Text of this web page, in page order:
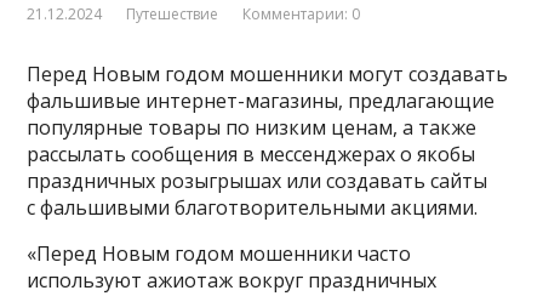
21.12.2024 Путешествие Комментарии: 0
Перед Новым годом мошенники могут создавать
фальшивые интернет-магазины, предлагающие
популярные товары по низким ценам, а также
рассылать сообщения в мессенджерах о якобы
праздничных розыгрышах или создавать сайты
с фальшивыми благотворительными акциями.
«Перед Новым годом мошенники часто
используют ажиотаж вокруг праздничных